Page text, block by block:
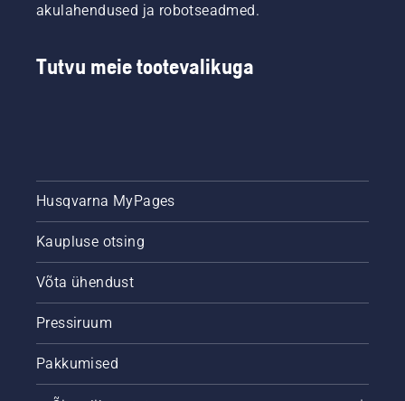
akulahendused ja robotseadmed.
Tutvu meie tootevalikuga
Husqvarna MyPages
Kaupluse otsing
Võta ühendust
Pressiruum
Pakkumised